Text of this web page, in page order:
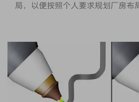
局，以便按照个人要求规划厂房布